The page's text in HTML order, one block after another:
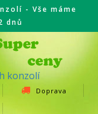
- Vše máme
dnů
konzolí
Doprava